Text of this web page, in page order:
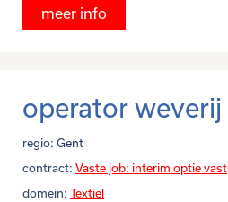
meer info
operator weverij
regio: Gent
contract: Vaste job: interim optie vast
domein: Textiel